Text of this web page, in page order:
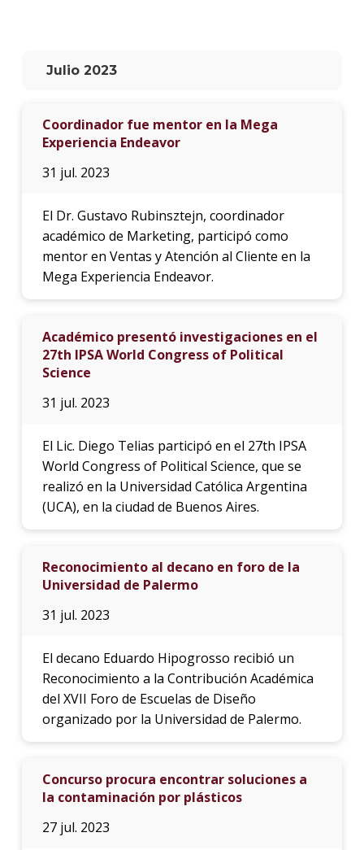
Julio 2023
Coordinador fue mentor en la Mega
Experiencia Endeavor
31 jul. 2023
El Dr. Gustavo Rubinsztejn, coordinador
académico de Marketing, participó como
mentor en Ventas y Atención al Cliente en la
Mega Experiencia Endeavor.
Académico presentó investigaciones en el
27th IPSA World Congress of Political
Science
31 jul. 2023
El Lic. Diego Telias participó en el 27th IPSA
World Congress of Political Science, que se
realizó en la Universidad Católica Argentina
(UCA), en la ciudad de Buenos Aires.
Reconocimiento al decano en foro de la
Universidad de Palermo
31 jul. 2023
El decano Eduardo Hipogrosso recibió un
Reconocimiento a la Contribución Académica
del XVII Foro de Escuelas de Diseño
organizado por la Universidad de Palermo.
Concurso procura encontrar soluciones a
la contaminación por plásticos
27 jul. 2023